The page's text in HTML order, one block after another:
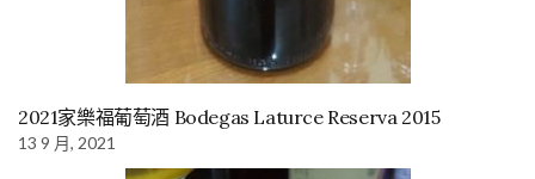
2021家樂福葡萄酒 Bodegas Laturce Reserva 2015
13 9 月, 2021